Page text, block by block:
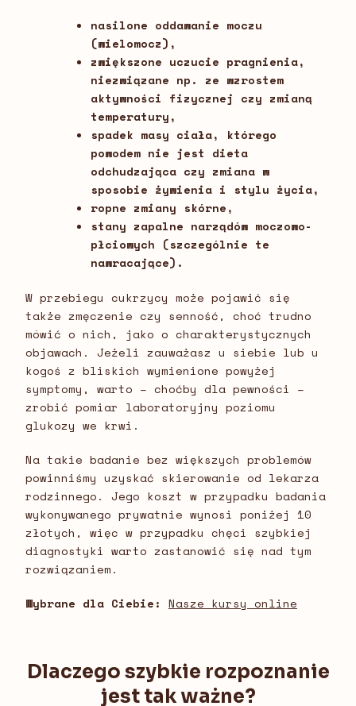
nasilone oddawanie moczu
(wielomocz),
zwiększone uczucie pragnienia,
niezwiązane np. ze wzrostem
aktywności fizycznej czy zmianą
temperatury,
spadek masy ciała, którego
powodem nie jest dieta
odchudzająca czy zmiana w
sposobie żywienia i stylu życia,
ropne zmiany skórne,
stany zapalne narządów moczowo-
płciowych (szczególnie te
nawracające).
W przebiegu cukrzycy może pojawić się
także zmęczenie czy senność, choć trudno
mówić o nich, jako o charakterystycznych
objawach. Jeżeli zauważasz u siebie lub u
kogoś z bliskich wymienione powyżej
symptomy, warto – choćby dla pewności –
zrobić pomiar laboratoryjny poziomu
glukozy we krwi.
Na takie badanie bez większych problemów
powinniśmy uzyskać skierowanie od lekarza
rodzinnego. Jego koszt w przypadku badania
wykonywanego prywatnie wynosi poniżej 10
złotych, więc w przypadku chęci szybkiej
diagnostyki warto zastanowić się nad tym
rozwiązaniem.
Wybrane dla Ciebie: Nasze kursy online
Dlaczego szybkie rozpoznanie
jest tak ważne?